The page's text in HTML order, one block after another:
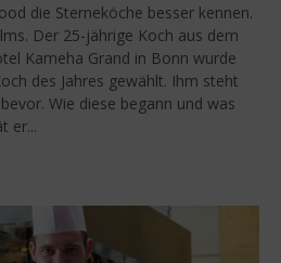
die Sterneköche besser kennen.
Der 25-jährige Koch aus dem
Kameha Grand in Bonn wurde
des Jahres gewählt. Ihm steht
Wie diese begann und was
er...